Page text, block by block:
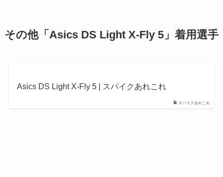
その他「Asics DS Light X-Fly 5」 着用選手
スパイクあれこれ
Asics DS Light X-Fly 5 | スパイクあれこれ